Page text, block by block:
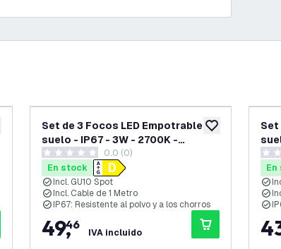
a lista de deseos añadir a lista de
Set de 3 Focos LED Empotrable en
suelo - IP67 - 3W - 2700K -
Cuadrado - Cable de 1 metro -
Acero Inox
0 estrellas de puntuación
0.0 (0)
En stock
Incl. GU10 Spot
Incl. Cable de 1 Metro
IP67: Resistente al polvo y a los chorros
49,
46
IVA incluido
Set
0